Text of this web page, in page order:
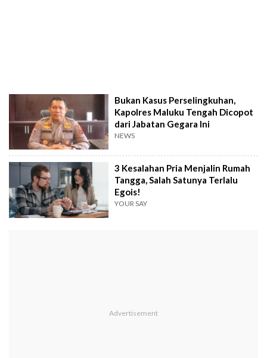
Bukan Kasus Perselingkuhan,
Kapolres Maluku Tengah Dicopot
dari Jabatan Gegara Ini
NEWS
3 Kesalahan Pria Menjalin Rumah
Tangga, Salah Satunya Terlalu
Egois!
YOUR SAY